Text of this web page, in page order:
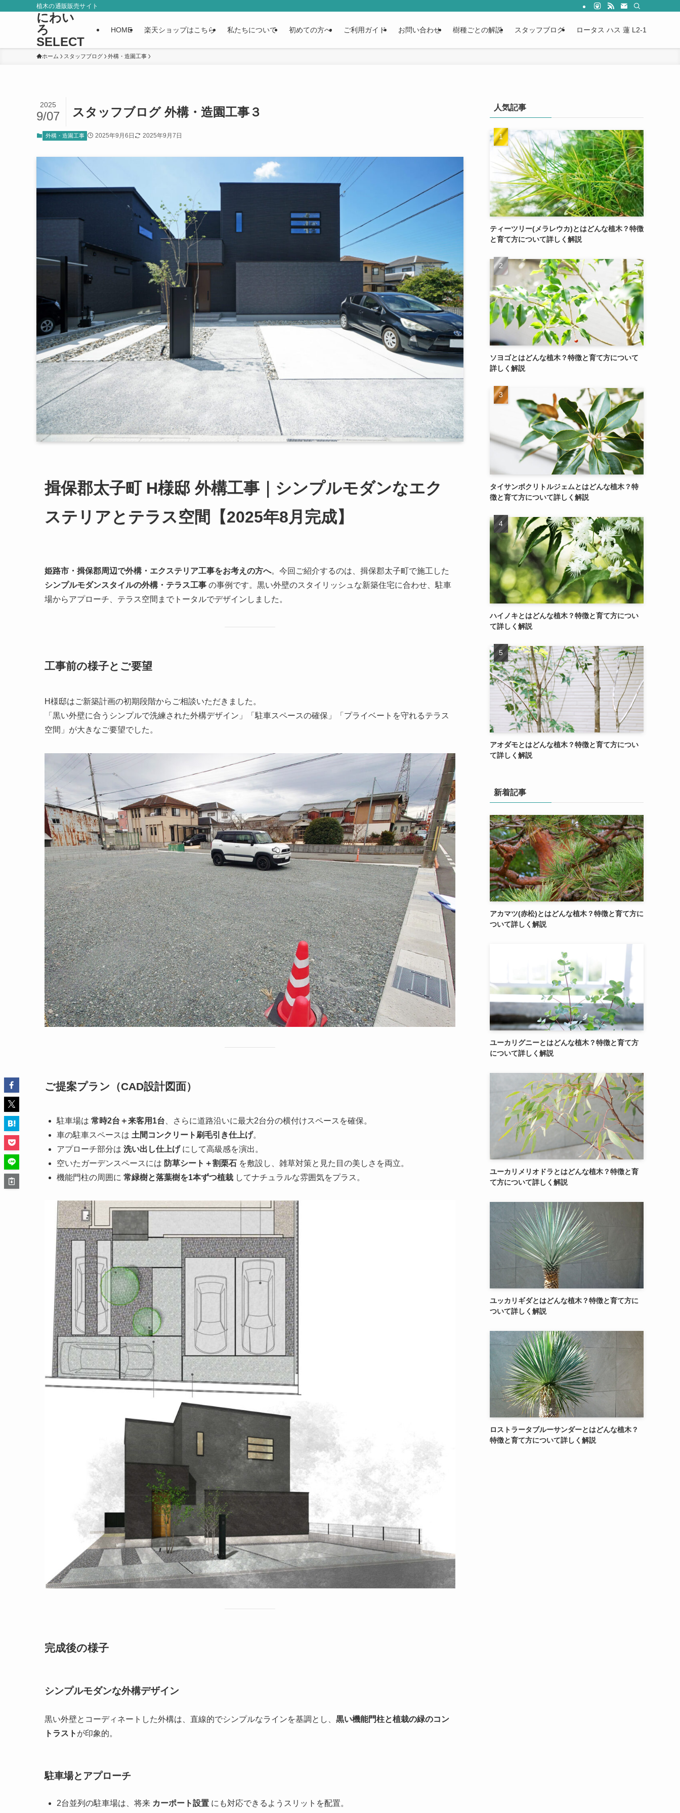
植木の通販販売サイト
にわい
ろ
SELECT
HOME 楽天ショップはこちら 私たちについて 初めての方へ ご利用ガイド お問い合わせ 樹種ごとの解説 スタッフブログ ロータス ハス 蓮 L2-1
ホーム スタッフブログ 外構・造園工事
スタッフブログ 外構・造園工事３
2025
9/07
外構・造園工事 2025年9月6日 2025年9月7日
揖保郡太子町 H様邸 外構工事｜シンプルモダンなエク
ステリアとテラス空間【2025年8月完成】
姫路市・揖保郡周辺で外構・エクステリア工事をお考えの方へ。今回ご紹介するのは、揖保郡太子町で施工した
シンプルモダンスタイルの外構・テラス工事 の事例です。黒い外壁のスタイリッシュな新築住宅に合わせ、駐車
場からアプローチ、テラス空間までトータルでデザインしました。
工事前の様子とご要望
H様邸はご新築計画の初期段階からご相談いただきました。
「黒い外壁に合うシンプルで洗練された外構デザイン」「駐車スペースの確保」「プライベートを守れるテラス
空間」が大きなご要望でした。
ご提案プラン（CAD設計図面）
駐車場は 常時2台＋来客用1台 、さらに道路沿いに最大2台分の横付けスペースを確保。
車の駐車スペースは 土間コンクリート刷毛引き仕上げ。
アプローチ部分は 洗い出し仕上げにして高級感を演出。
空いたガーデンスペースには 防草シート＋割栗石 を敷設し、雑草対策と見た目の美しさを両立。
機能門柱の周囲に 常緑樹と落葉樹を1本ずつ植栽 してナチュラルな雰囲気をプラス。
完成後の様子
シンプルモダンな外構デザイン
黒い外壁とコーディネートした外構は、直線的でシンプルなラインを基調とし、 黒い機能門柱と植栽の緑のコン
トラスト が印象的。
駐車場とアプローチ
2台並列の駐車場は、将来 カーポート設置 にも対応できるようスリットを配置。
人気記事
ティーツリー(メラレウカ)とはどんな植木？特徴
と育て方について詳しく解説
ソヨゴとはどんな植木？特徴と育て方について
詳しく解説
タイサンボクリトルジェムとはどんな植木？特
徴と育て方について詳しく解説
ハイノキとはどんな植木？特徴と育て方につい
て詳しく解説
アオダモとはどんな植木？特徴と育て方につい
て詳しく解説
新着記事
アカマツ(赤松)とはどんな植木？特徴と育て方に
ついて詳しく解説
ユーカリグニーとはどんな植木？特徴と育て方
について詳しく解説
ユーカリメリオドラとはどんな植木？特徴と育
て方について詳しく解説
ユッカリギダとはどんな植木？特徴と育て方に
ついて詳しく解説
ロストラータブルーサンダーとはどんな植木？
特徴と育て方について詳しく解説